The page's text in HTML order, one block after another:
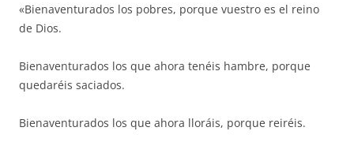
«Bienaventurados los pobres, porque vuestro es el reino
de Dios.
Bienaventurados los que ahora tenéis hambre, porque
quedaréis saciados.
Bienaventurados los que ahora lloráis, porque reiréis.